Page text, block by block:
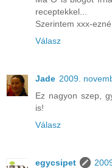
receptekkel...
Szerintem xxx-
Válasz
Jade 2009.
Ez nagyon szep,
is!
Válasz
egycsipet